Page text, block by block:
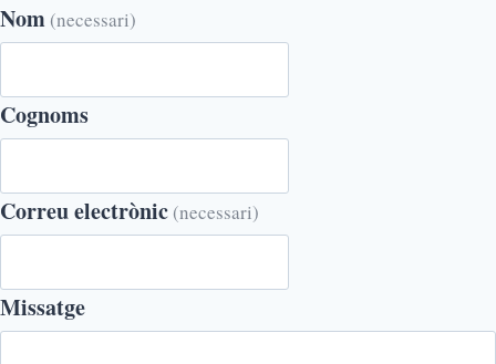
Nom (necessari)
Cognoms
Correu electrònic (necessari)
Missatge